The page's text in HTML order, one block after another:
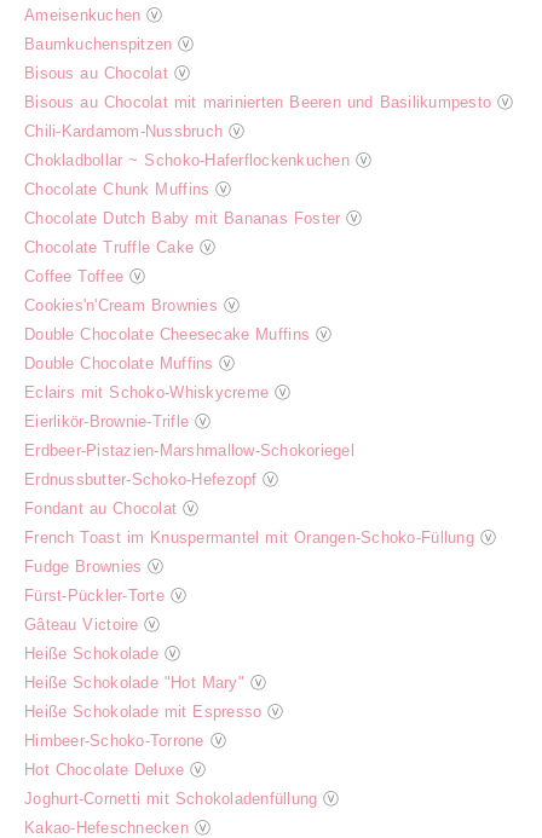
Ameisenkuchen ⓥ
Baumkuchenspitzen ⓥ
Bisous au Chocolat ⓥ
Bisous au Chocolat mit marinierten Beeren und Basilikumpesto ⓥ
Chili-Kardamom-Nussbruch ⓥ
Chokladbollar ~ Schoko-Haferflockenkuchen ⓥ
Chocolate Chunk Muffins ⓥ
Chocolate Dutch Baby mit Bananas Foster ⓥ
Chocolate Truffle Cake ⓥ
Coffee Toffee ⓥ
Cookies'n'Cream Brownies ⓥ
Double Chocolate Cheesecake Muffins ⓥ
Double Chocolate Muffins ⓥ
Eclairs mit Schoko-Whiskycreme ⓥ
Eierlikör-Brownie-Trifle ⓥ
Erdbeer-Pistazien-Marshmallow-Schokoriegel
Erdnussbutter-Schoko-Hefezopf ⓥ
Fondant au Chocolat ⓥ
French Toast im Knuspermantel mit Orangen-Schoko-Füllung ⓥ
Fudge Brownies ⓥ
Fürst-Pückler-Torte ⓥ
Gâteau Victoire ⓥ
Heiße Schokolade ⓥ
Heiße Schokolade "Hot Mary" ⓥ
Heiße Schokolade mit Espresso ⓥ
Himbeer-Schoko-Torrone ⓥ
Hot Chocolate Deluxe ⓥ
Joghurt-Cornetti mit Schokoladenfüllung ⓥ
Kakao-Hefeschnecken ⓥ